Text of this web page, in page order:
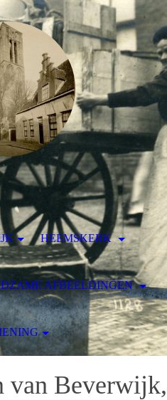
van Beverwijk,
HEEMSKERK
AFBEELDINGEN